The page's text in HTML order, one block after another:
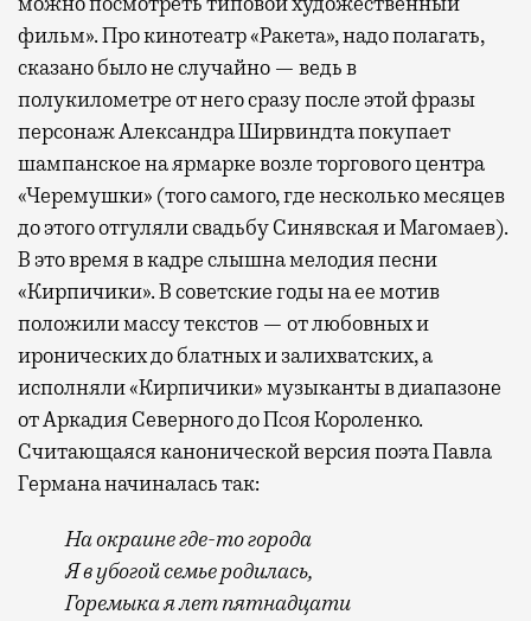
фильм». Про кинотеатр «Ракета», надо полагать,
сказано было не случайно — ведь в
полукилометре от него сразу после этой фразы
персонаж Александра Ширвиндта покупает
шампанское на ярмарке возле торгового центра
«Черемушки» (того самого, где несколько месяцев
до этого отгуляли свадьбу Синявская и Магомаев).
В это время в кадре слышна мелодия песни
«Кирпичики». В советские годы на ее мотив
положили массу текстов — от любовных и
иронических до блатных и залихватских, а
исполняли «Кирпичики» музыканты в диапазоне
от Аркадия Северного до Псоя Короленко.
Считающаяся канонической версия поэта Павла
Германа начиналась так:
На окраине где-то города
Я в убогой семье родилась,
Горемыка я лет пятнадцати